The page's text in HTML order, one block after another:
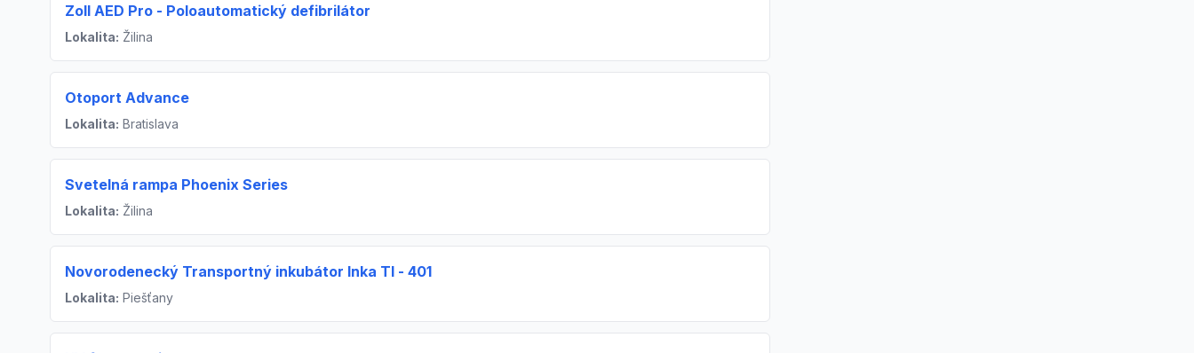
Zoll AED Pro - Poloautomatický defibrilátor
Lokalita: Žilina
Otoport Advance
Lokalita: Bratislava
Svetelná rampa Phoenix Series
Lokalita: Žilina
Novorodenecký Transportný inkubátor Inka Tl - 401
Lokalita: Piešťany